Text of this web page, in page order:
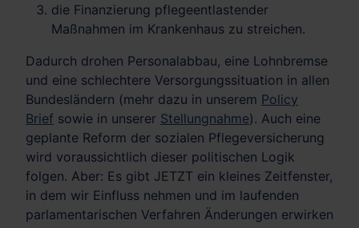
die Finanzierung pflegeentlastender
Maßnahmen im Krankenhaus zu streichen.
Dadurch drohen Personalabbau, eine Lohnbremse
und eine schlechtere Versorgungssituation in allen
Bundesländern (mehr dazu in unserem Policy
Brief sowie in unserer Stellungnahme). Auch eine
geplante Reform der sozialen Pflegeversicherung
wird voraussichtlich dieser politischen Logik
folgen. Aber: Es gibt JETZT ein kleines Zeitfenster,
in dem wir Einfluss nehmen und im laufenden
parlamentarischen Verfahren Änderungen erwirken